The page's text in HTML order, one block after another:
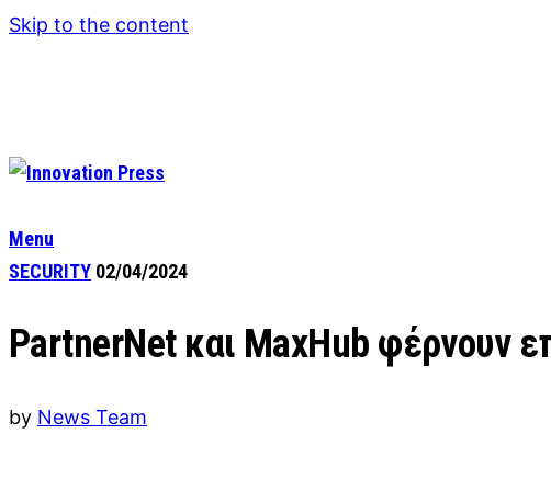
Skip to the content
Menu
SECURITY 02/04/2024
PartnerNet και MaxHub φέρνουν
by News Team